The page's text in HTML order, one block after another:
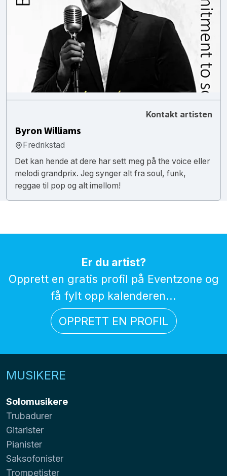
Kontakt artisten
Byron Williams
Fredrikstad
Det kan hende at dere har sett meg på the voice eller
melodi grandprix. Jeg synger alt fra soul, funk,
reggae til pop og alt imellom!
Er du artist?
Opprett en gratis profil på Eventzone og
få fylt opp kalenderen...
OPPRETT EN PROFIL
MUSIKERE
Solomusikere
Trubadurer
Gitarister
Pianister
Saksofonister
Trompetister